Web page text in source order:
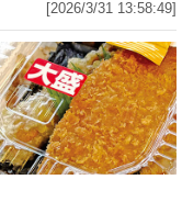
[2026/3/31 13:58:49]